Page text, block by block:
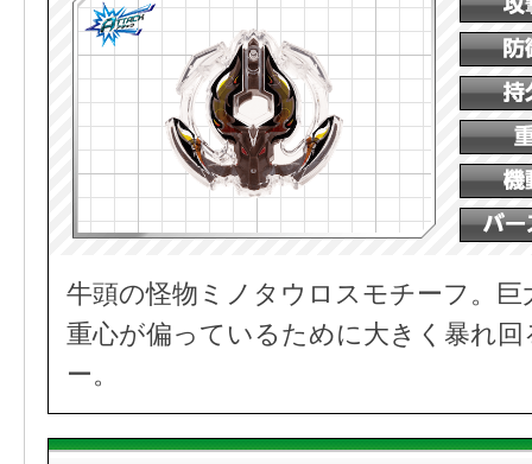
牛頭の怪物ミノタウロスモチーフ。
重心が偏っているために大きく暴れ
ー。